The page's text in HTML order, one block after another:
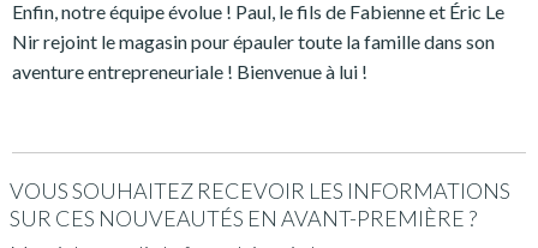
Enfin, notre équipe évolue ! Paul, le fils de Fabienne et Éric Le
Nir rejoint le magasin pour épauler toute la famille dans son
aventure entrepreneuriale ! Bienvenue à lui !
VOUS SOUHAITEZ RECEVOIR LES INFORMATIONS
SUR CES NOUVEAUTÉS EN AVANT-PREMIÈRE ?